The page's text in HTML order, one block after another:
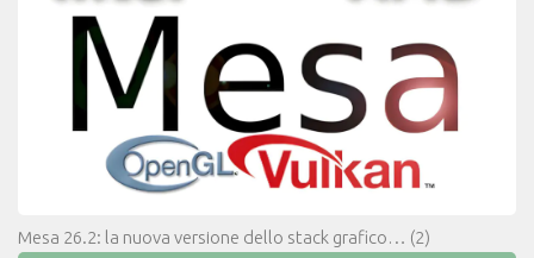
Mesa 26.2: la nuova versione dello stack grafico… (2)